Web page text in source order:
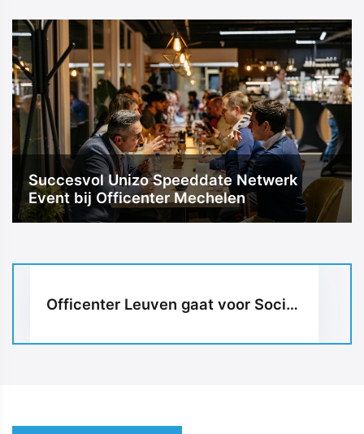
Succesvol Unizo Speeddate Netwerk
Event bij Officenter Mechelen
Officenter Leuven gaat voor Social Media met een Smart Blog van UP-TO-DATE WebDesign